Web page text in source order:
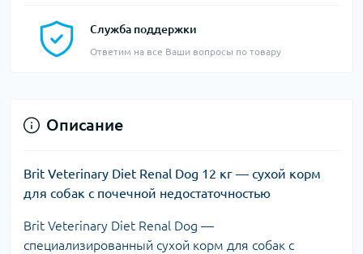
Служба поддержки
Ответим на все Ваши вопросы по товару
Описание
Brit Veterinary Diet Renal Dog 12 кг — сухой корм
для собак с почечной недостаточностью
Brit Veterinary Diet Renal Dog —
специализированный сухой корм для собак с